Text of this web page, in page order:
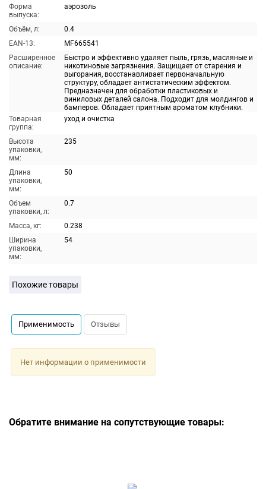
Форма
выпуска:
аэрозоль
Объём, л:
0.4
EAN-13:
MF665541
Расширенное
описание:
Быстро и эффективно удаляет пыль, грязь, масляные и
никотиновые загрязнения. Защищает от старения и
выгорания, восстанавливает первоначальную
структуру, обладает антистатическим эффектом.
Предназначен для обработки пластиковых и
виниловых деталей салона. Подходит для молдингов и
бамперов. Обладает приятным ароматом клубники.
Товарная
группа:
уход и очистка
Высота
упаковки,
мм:
235
Длина
упаковки,
мм:
50
Объем
упаковки, л:
0.7
Масса, кг:
0.238
Ширина
упаковки,
мм:
54
Похожие товары
Применимость Отзывы
Нет информации о применимости
Обратите внимание на сопутствующие товары: